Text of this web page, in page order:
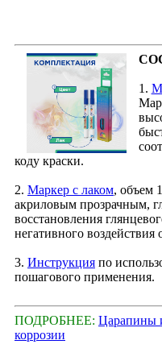
1.
коду краски.
2. Маркер с лаком, объем
акриловым прозрачным,
восстановления
негативного
3. Инструкция по
пошагового применения.
ПОДРОБНЕЕ: Царапины
коррозии